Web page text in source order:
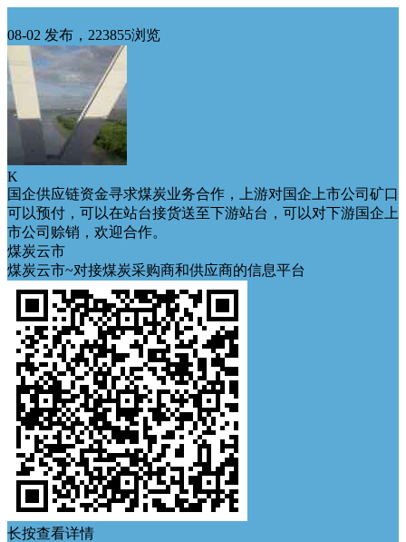
08-02 发布，223855浏览
K
国企供应链资金寻求煤炭业务合作，上游对国企上市公司矿口
可以预付，可以在站台接货送至下游站台，可以对下游国企上
市公司赊销，欢迎合作。
煤炭云市
煤炭云市~对接煤炭采购商和供应商的信息平台
长按查看详情